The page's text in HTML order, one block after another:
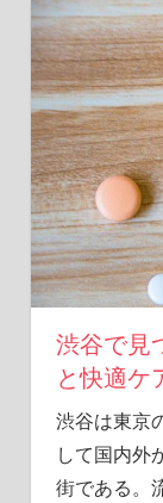
リ
ア
ル
な
口
コ
ミ
と
知
ら
れ
ざ
渋谷で見
と快適ケ
渋谷は東京
して国内外
街である。